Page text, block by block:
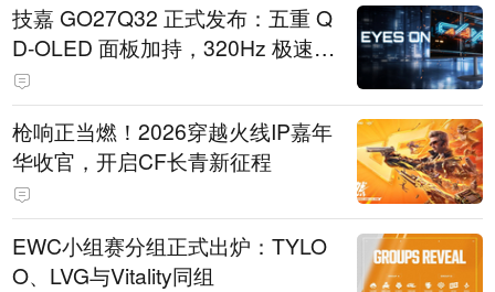
技嘉 GO27Q32 正式发布：五重 Q
D-OLED 面板加持，320Hz 极速与
影院级画面兼得
枪响正当燃！2026穿越火线IP嘉年
华收官，开启CF长青新征程
EWC小组赛分组正式出炉：TYLO
O、LVG与Vitality同组